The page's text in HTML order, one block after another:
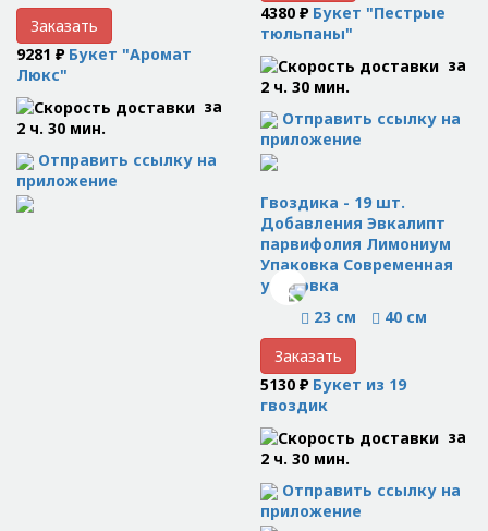
Заказать
9281 ₽ Букет "Аромат
Люкс"
за
2 ч. 30 мин.
Отправить ссылку на
приложение
4380 ₽ Букет "Пестрые
тюльпаны"
за
2 ч. 30 мин.
Отправить ссылку на
приложение
Гвоздика - 19 шт.
Добавления Эвкалипт
парвифолия Лимониум
Упаковка Современная
упаковка
23 см
40 см
Заказать
5130 ₽ Букет из 19
гвоздик
за
2 ч. 30 мин.
Отправить ссылку на
приложение